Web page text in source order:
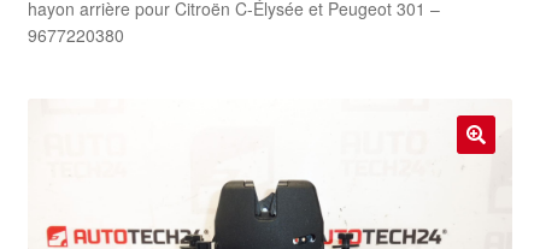
Contact
hayon arrière pour Citroën C-Élysée et Peugeot 301 –
9677220380